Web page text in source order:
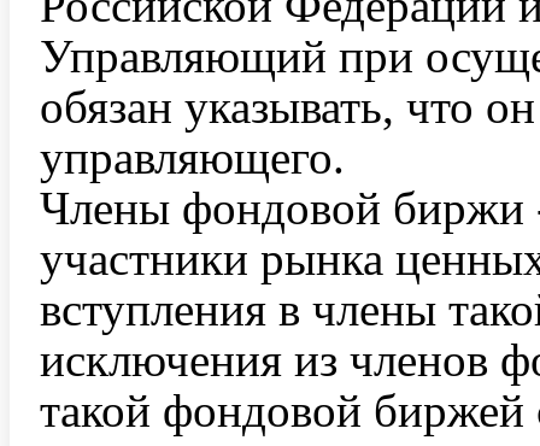
Управляющий при
обязан указывать, что
управляющего.
Члены фондовой биржи
участники рынка
вступления в члены
исключения из членов
такой фондовой биржей